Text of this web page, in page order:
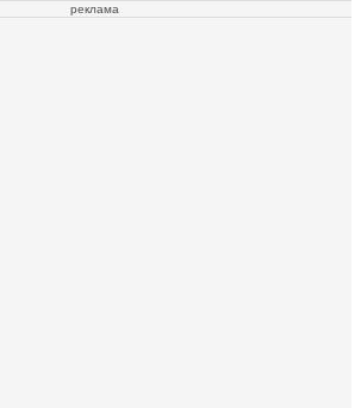
реклама